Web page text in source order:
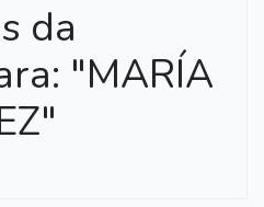
da
"MARÍA